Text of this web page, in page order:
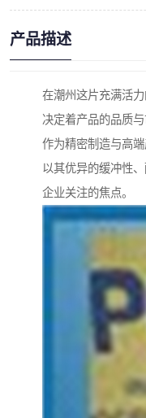
产品描述
在潮州这片充满活
决定着产品的品质与
作为精密制造与高
以其优异的缓冲性
企业关注的焦点。